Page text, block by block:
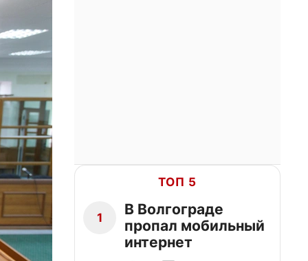
ТОП 5
1
В Волгограде
пропал мобильный
интернет